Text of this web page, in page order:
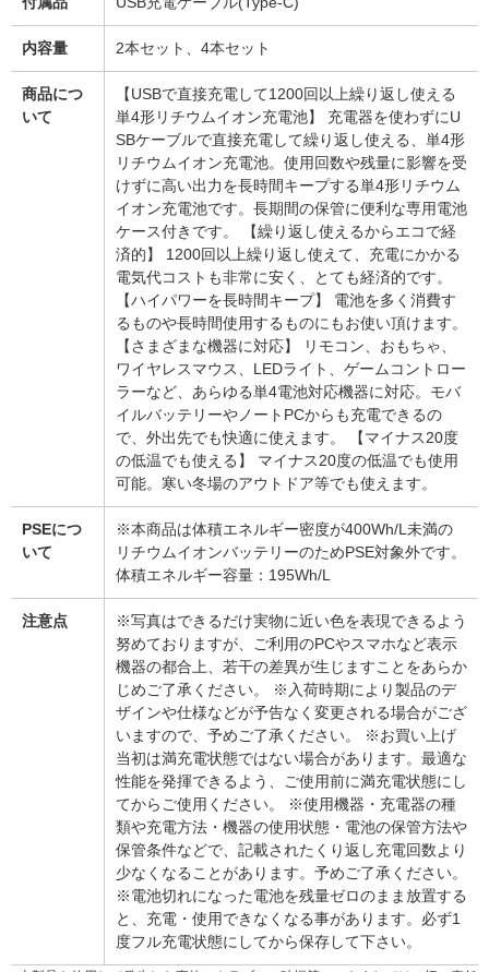
内容量 2本セット、4本セット
商品につ
いて
【USBで直接充電して1200回以上繰り返し使える
単4形リチウムイオン充電池】 充電器を使わずにU
SBケーブルで直接充電して繰り返し使える、単4形
リチウムイオン充電池。使用回数や残量に影響を受
けずに高い出力を長時間キープする単4形リチウム
イオン充電池です。長期間の保管に便利な専用電池
ケース付きです。 【繰り返し使えるからエコで経
済的】 1200回以上繰り返し使えて、充電にかかる
電気代コストも非常に安く、とても経済的です。
【ハイパワーを長時間キープ】 電池を多く消費す
るものや長時間使用するものにもお使い頂けます。
【さまざまな機器に対応】 リモコン、おもちゃ、
ワイヤレスマウス、LEDライト、ゲームコントロー
ラーなど、あらゆる単4電池対応機器に対応。モバ
イルバッテリーやノートPCからも充電できるの
で、外出先でも快適に使えます。 【マイナス20度
の低温でも使える】 マイナス20度の低温でも使用
可能。寒い冬場のアウトドア等でも使えます。
PSEにつ
いて
※本商品は体積エネルギー密度が400Wh/L未満の
リチウムイオンバッテリーのためPSE対象外です。
体積エネルギー容量：195Wh/L
注意点
※写真はできるだけ実物に近い色を表現できるよう
努めておりますが、ご利用のPCやスマホなど表示
機器の都合上、若干の差異が生じますことをあらか
じめご了承ください。 ※入荷時期により製品のデ
ザインや仕様などが予告なく変更される場合がござ
いますので、予めご了承ください。 ※お買い上げ
当初は満充電状態ではない場合があります。最適な
性能を発揮できるよう、ご使用前に満充電状態にし
てからご使用ください。 ※使用機器・充電器の種
類や充電方法・機器の使用状態・電池の保管方法や
保管条件などで、記載されたくり返し充電回数より
少なくなることがあります。予めご了承ください。
※電池切れになった電池を残量ゼロのまま放置する
と、充電・使用できなくなる事があります。必ず1
度フル充電状態にしてから保存して下さい。